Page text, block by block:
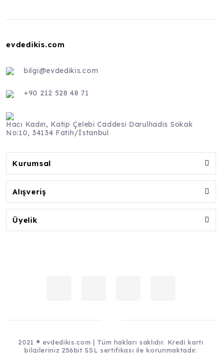
evdedikis.com
bilgi@evdedikis.com
+90 212 528 48 71
Hacı Kadın, Katip Çelebi Caddesi Darulhadis Sokak
No:10, 34134 Fatih/İstanbul
Kurumsal
Alışveriş
Üyelik
2021 ® evdedikis.com | Tüm hakları saklıdır. Kredi kartı
bilgileriniz 256bit SSL sertifikası ile korunmaktadır.